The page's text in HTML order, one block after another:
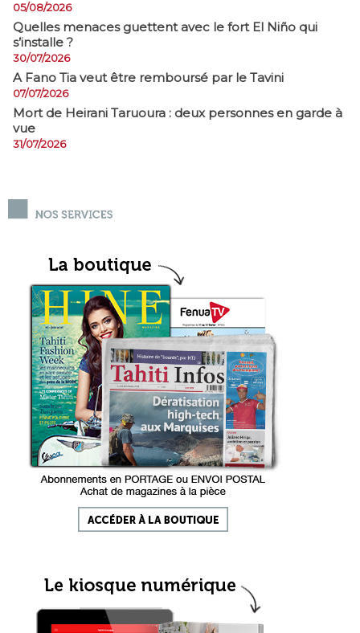
05/08/2026
Quelles menaces guettent avec le fort El Niño qui
s’installe ?
30/07/2026
A Fano Tia veut être remboursé par le Tavini
07/07/2026
Mort de Heirani Taruoura : deux personnes en garde à
vue
31/07/2026